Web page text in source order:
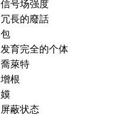
信号场强度
冗長的廢話
包
发育完全的个体
喬萊特
增根
嫫
屏蔽状态